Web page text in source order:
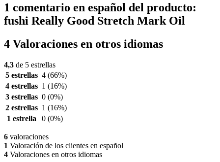
1 comentario en español del producto:
fushi Really Good Stretch Mark Oil
4 Valoraciones en otros idiomas
4,3 de 5 estrellas
5 estrellas 4 (66%)
4 estrellas 1 (16%)
3 estrellas 0 (0%)
2 estrellas 1 (16%)
1 estrella
0 (0%)
6 valoraciones
1 Valoración de los clientes en español
4 Valoraciones en otros idiomas